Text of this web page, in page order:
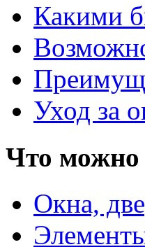
Какими
Уход за
Что можно
Окна,